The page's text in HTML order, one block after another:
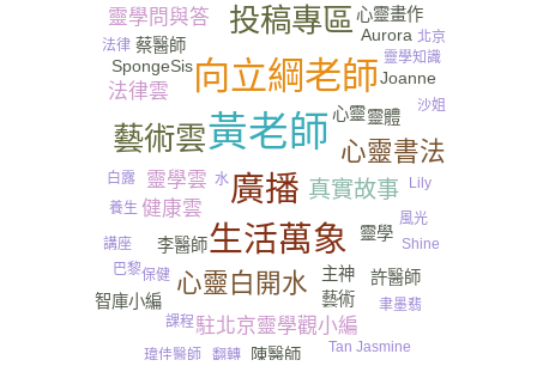
黃老師
向立綱老師
廣播
生活萬象
投稿專區
藝術雲
心靈白開水
心靈書法
真實故事
健康雲
靈學問與答
駐北京靈學觀小編
靈學雲
法律雲
心靈
李醫師
靈體
Joanne
靈學
蔡醫師
心靈畫作
SpongeSis
主神
Aurora
陳醫師
藝術
許醫師
智庫小編
養生
Tan Jasmine
保健
Lily
白露
翻轉
沙姐
瑋佳醫師
聿墨翡
講座
風光
法律
課程
靈學知識
Shine
北京
巴黎
水